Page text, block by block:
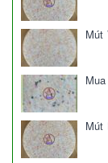
Mút
Mút